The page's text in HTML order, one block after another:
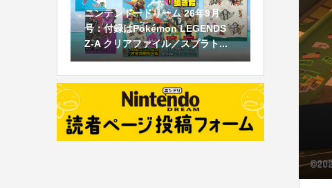
ニンテンドードリーム 26年9月
号：付録はPokémon LEGENDS
Z-A クリアファイル／スプラト...